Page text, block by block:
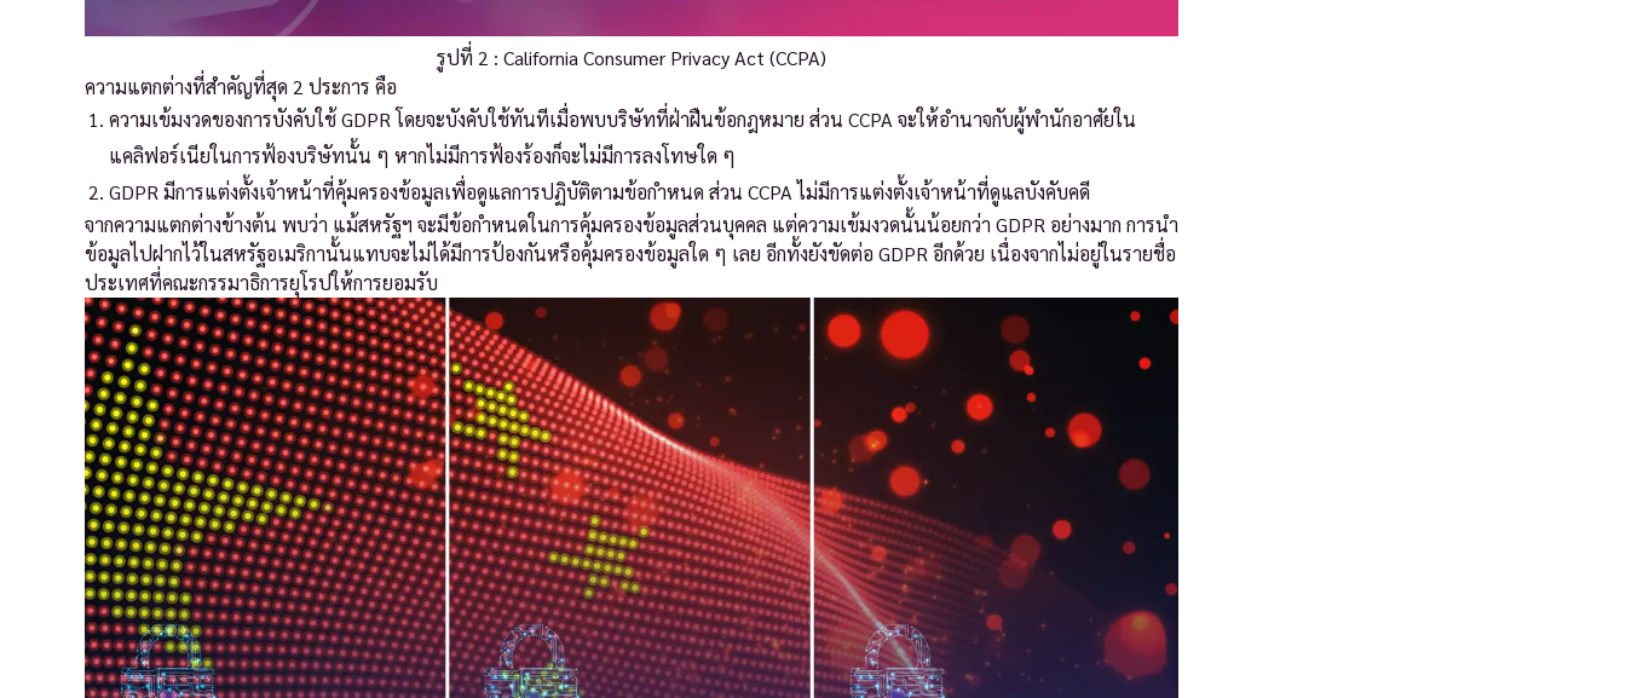
รูปที่ 2 : California Consumer Privacy Act (CCPA)
ความแตกต่างที่สำคัญที่สุด 2 ประการ คือ
ความเข้มงวดของการบังคับใช้ GDPR โดยจะบังคับใช้ทันทีเมื่อพบบริษัทที่ฝ่าฝืนข้อกฎหมาย ส่วน CCPA จะให้อำนาจกับผู้พำนักอาศัยใน
แคลิฟอร์เนียในการฟ้องบริษัทนั้น ๆ หากไม่มีการฟ้องร้องก็จะไม่มีการลงโทษใด ๆ
GDPR มีการแต่งตั้งเจ้าหน้าที่คุ้มครองข้อมูลเพื่อดูแลการปฏิบัติตามข้อกำหนด ส่วน CCPA ไม่มีการแต่งตั้งเจ้าหน้าที่ดูแลบังคับคดี
จากความแตกต่างข้างต้น พบว่า แม้สหรัฐฯ จะมีข้อกำหนดในการคุ้มครองข้อมูลส่วนบุคคล แต่ความเข้มงวดนั้นน้อยกว่า GDPR อย่างมาก การนำ
ข้อมูลไปฝากไว้ในสหรัฐอเมริกานั้นแทบจะไม่ได้มีการป้องกันหรือคุ้มครองข้อมูลใด ๆ เลย อีกทั้งยังขัดต่อ GDPR อีกด้วย เนื่องจากไม่อยู่ในรายชื่อ
ประเทศที่คณะกรรมาธิการยุโรปให้การยอมรับ